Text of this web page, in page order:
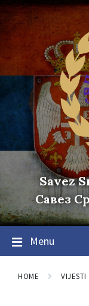
Skip
to
content
Skip
to
main
navigation
Skip
to
footer
Savez
Савез
Menu
HOME VIJESTI